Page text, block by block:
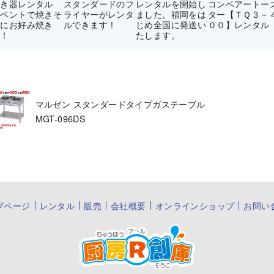
器レンタル
ントで焼きそ
お好み焼き
スタンダードのフ
ライヤーがレンタ
ルできます！
レンタルを開始し
ました。福岡をは
じめ全国に発送い
たします。
コンベアートー
ター【ＴＱ３－
００】レンタル
マルゼン スタンダードタイプガステーブル
MGT-096DS
ページ レンタル 販売 会社概要 オンラインショップ お問い